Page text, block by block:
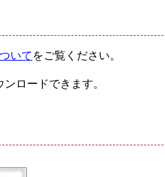
いて をご覧ください。
ロードできます。